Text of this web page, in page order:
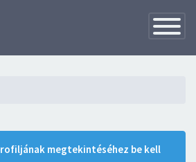
navigáció
megtekintéséhez be kell